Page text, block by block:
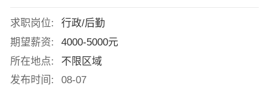
求职岗位:
行政/后勤
期望薪资:
4000-5000元
所在地点:
不限区域
发布时间:
08-07